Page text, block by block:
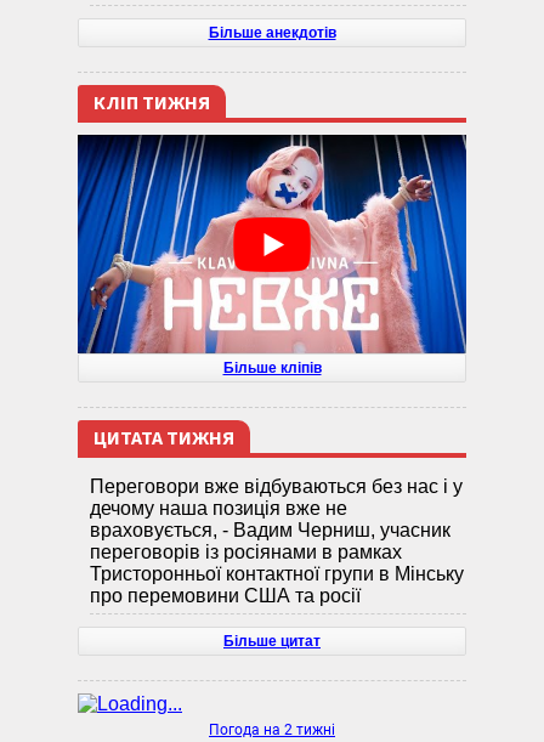
Більше анекдотів
КЛІП ТИЖНЯ
Більше кліпів
ЦИТАТА ТИЖНЯ
Переговори вже відбуваються без нас і у
дечому наша позиція вже не
враховується, - Вадим Черниш, учасник
переговорів із росіянами в рамках
Тристоронньої контактної групи в Мінську
про перемовини США та росії
Більше цитат
Погода на 2 тижні